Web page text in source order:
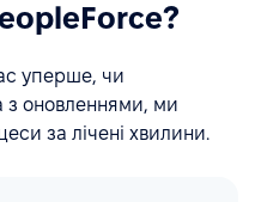
уперше, чи
з оновленнями, ми
за лічені хвилини.